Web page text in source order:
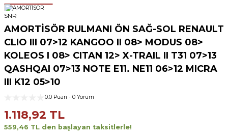
SNR
AMORTİSÖR RULMANI ÖN SAĞ-SOL RENAULT
CLIO III 07>12 KANGOO II 08> MODUS 08>
KOLEOS I 08> CITAN 12> X-TRAIL II T31 07>13
QASHQAI 07>13 NOTE E11. NE11 06>12 MICRA
III K12 05>10
0.0 Puan - 0 Yorum
1.118,92 TL
559,46 TL den başlayan taksitlerle!